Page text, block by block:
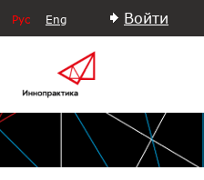
Рус Eng Войти